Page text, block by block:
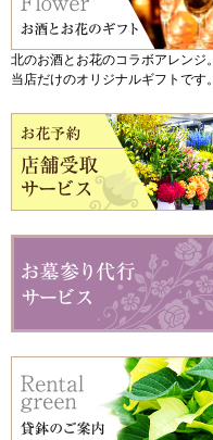
北のお酒とお花のコラボアレンジ。
当店だけのオリジナルギフトです。